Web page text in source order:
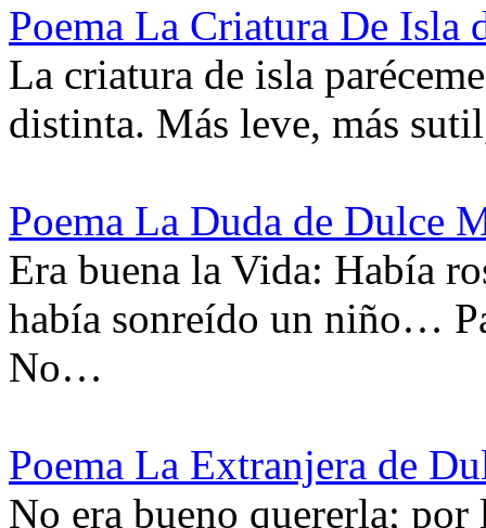
Poema La Criatura De Isla
La criatura de isla
distinta. Más leve, más
Poema La Duda de Dulce
Era buena la Vida: Había
había sonreído un niño…
No…
Poema La Extranjera de
No era bueno quererla; por